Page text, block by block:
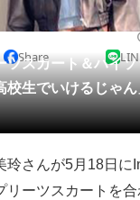
リサーチ
総合ページ
す
ツスカート＆ハイ
生でいけるじゃん
Share
さんが5月18日に
リーツスカートを